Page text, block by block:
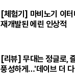
[체험기] 마비노기 이터
재개발된 에린 인상적
[리뷰] 무대는 정글로,
풍성하게…'데이브 더